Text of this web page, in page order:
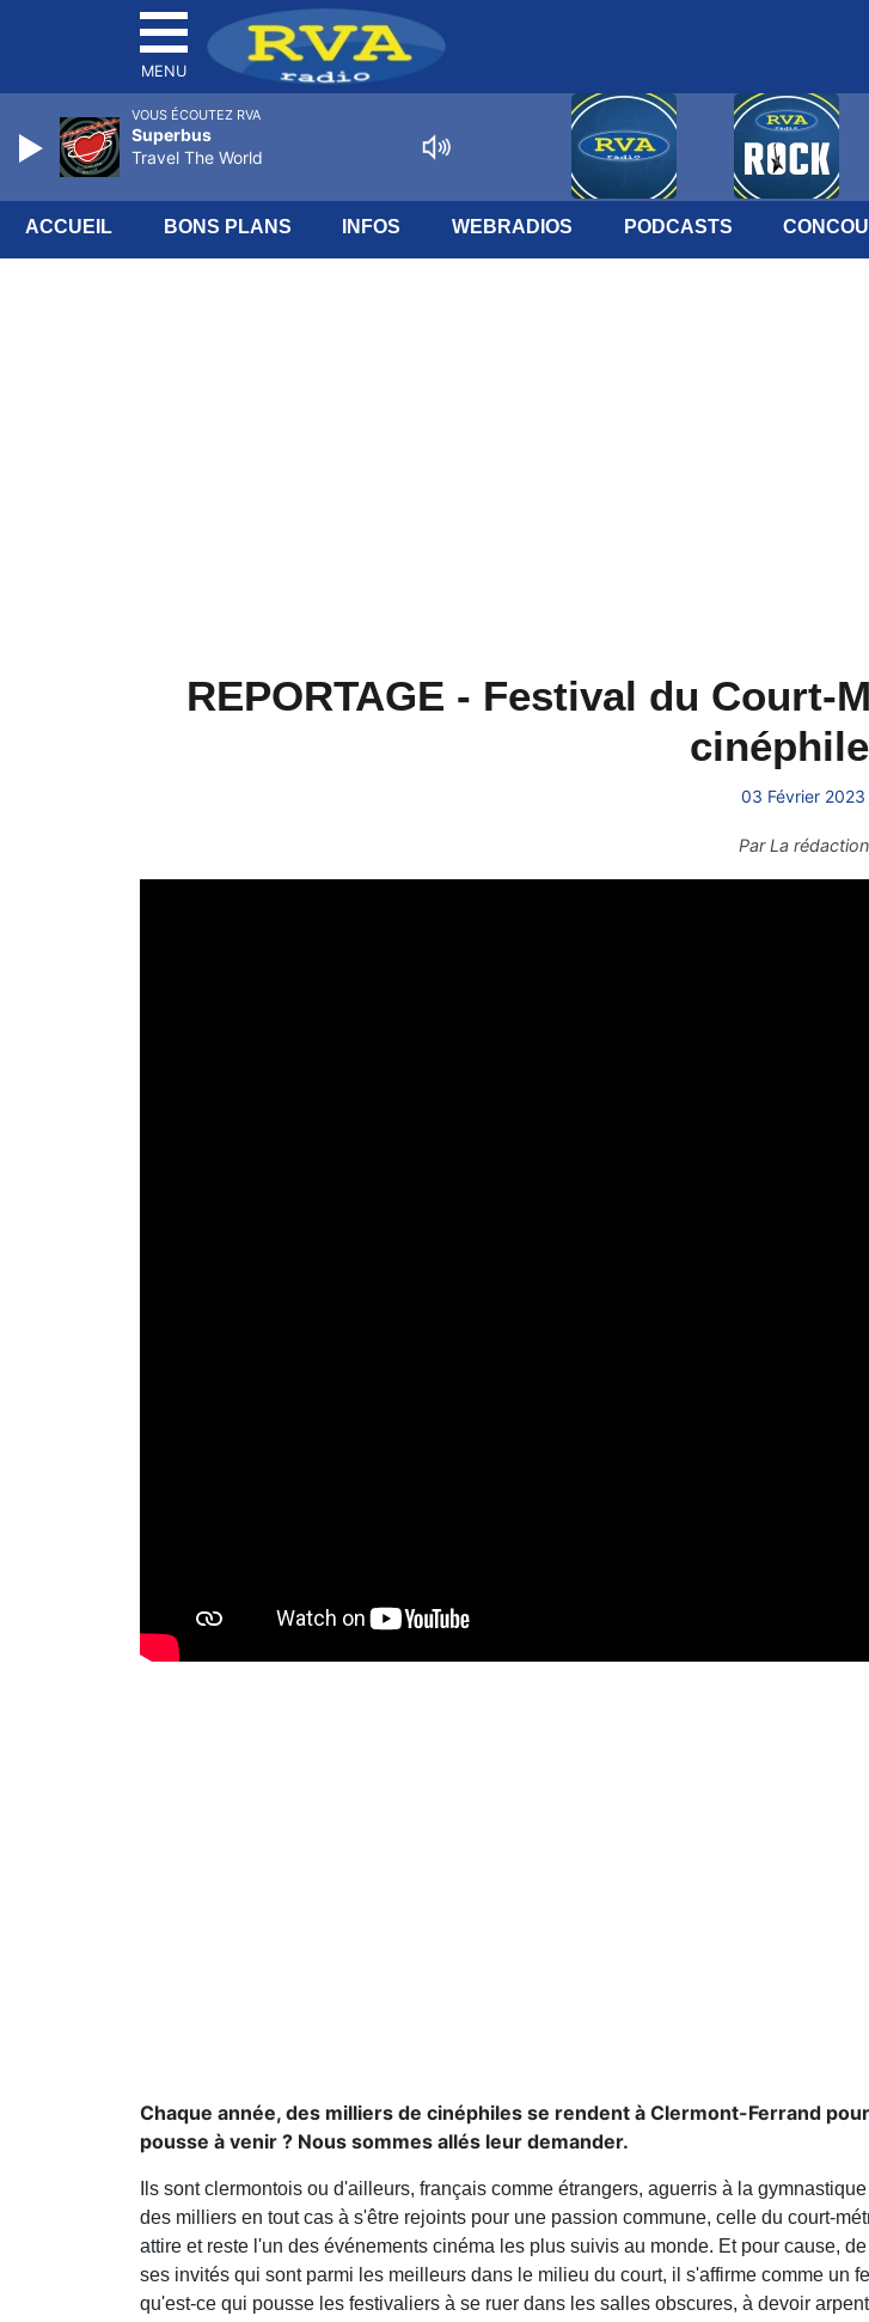
MENU
ACCUEIL BONS PLANS INFOS WEBRADIOS PODCASTS
REPORTAGE - Festival du Court-
03 Février 2023
ParLa rédaction
Chaque année, des milliers de cinéphiles se rendent à Clermont-Ferrand
pousse à venir ? Nous sommes allés leur demander.
Ils sont clermontois ou d'ailleurs, français comme étrangers, aguerris à la
des milliers en tout cas à s'être rejoints pour une passion commune, celle du court-
attire et reste l'un des événements cinéma les plus suivis au monde. Et pour cause,
ses invités qui sont parmi les meilleurs dans le milieu du court, il s'affirme comme un
qu'est-ce qui pousse les festivaliers à se ruer dans les salles obscures, à devoir
VOUS ÉCOUTEZ RVA
Superbus
Travel The World